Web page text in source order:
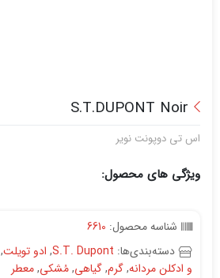
S.T.DUPONT Noir
اس تی دوپونت نویر
ویژگی های محصول:
شناسه محصول: 6610
دسته‌بندی‌ها: S.T. Dupont
, ادو تویلت,
و ادکلن مردانه,گرم,گیاهی,مُشکی,معطر